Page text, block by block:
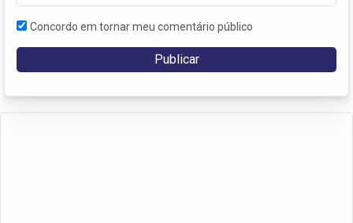
Concordo em tornar meu comentário público